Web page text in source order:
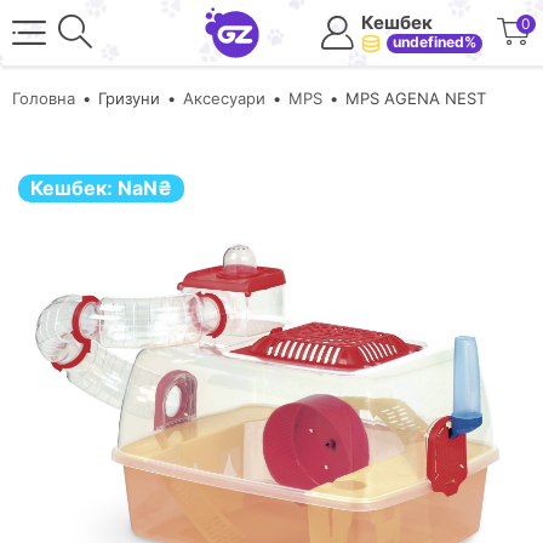
Кешбек
undefined%
0
Головна Гризуни Аксесуари MPS MPS AGENA NEST
Кешбек: NaN₴